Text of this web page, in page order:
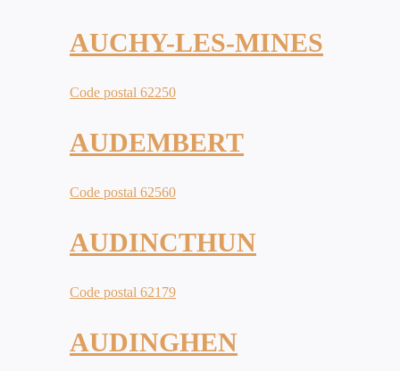
AUCHY-LES-MINES
Code postal 62250
AUDEMBERT
Code postal 62560
AUDINCTHUN
Code postal 62179
AUDINGHEN